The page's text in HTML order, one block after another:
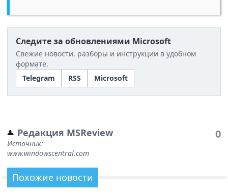
Следите за обновлениями Microsoft
Свежие новости, разборы и инструкции в удобном
формате.
Telegram
RSS Microsoft
Редакция MSReview
Источник:
www.windowscentral.com
0
Похожие новости